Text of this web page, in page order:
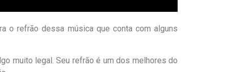
o refrão dessa música que conta com alguns
muito legal. Seu refrão é um dos melhores do